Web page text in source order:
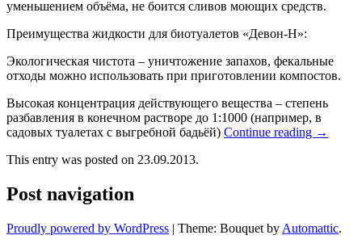
уменьшением объёма, не боится сливов моющих средств.
Преимущества жидкости для биотуалетов «Девон-Н»:
Экологическая чистота – уничтожение запахов, фекальные
отходы можно использовать при приготовлении компостов.
Высокая концентрация действующего вещества – степень
разбавления в конечном растворе до 1:1000 (например, в
садовых туалетах с выгребной бадьёй) Continue reading →
This entry was posted on 23.09.2013.
Post navigation
Proudly powered by WordPress | Theme: Bouquet by Automattic.